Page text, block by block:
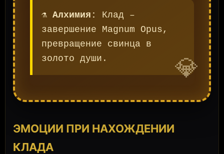
💎
⚗️ Алхимия:
Клад –
завершение Magnum Opus,
превращение свинца в
золото души.
ЭМОЦИИ ПРИ НАХОЖДЕНИИ
КЛАДА